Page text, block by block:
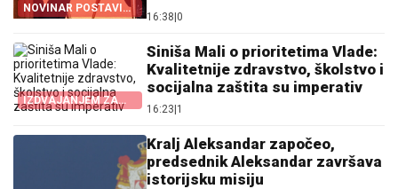
NOVINAR POSTAVIO
NEZGODNO PITANJE
16:38 0
IZDVAJANJEM ZA
PLATE, PENZIJE I
SE PUT DALJEM
Siniša Mali o prioritetima Vlade:
Kvalitetnije zdravstvo, školstvo i
socijalna zaštita su imperativ
16:23 1
Kralj Aleksandar započeo,
predsednik Aleksandar završava
istorijsku misiju